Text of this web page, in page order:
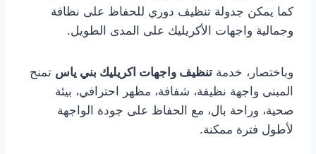
كما يمكن جدولة تنظيف دوري للحفاظ على نظافة
وجمالية واجهات الأكريليك على المدى الطويل.
وباختصار، خدمة تنظيف واجهات اكريليك بني ياس تمنح
المبنى واجهة نظيفة، شفافة، مظهر احترافي، بيئة
صحية، وراحة بال، مع الحفاظ على جودة الواجهة
لأطول فترة ممكنة.